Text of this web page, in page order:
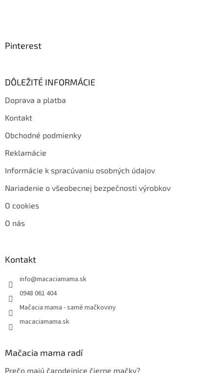
Pinterest
DÔLEŽITÉ INFORMÁCIE
Doprava a platba
Kontakt
Obchodné podmienky
Reklamácie
Informácie k spracúvaniu osobných údajov
Nariadenie o všeobecnej bezpečnosti výrobkov
O cookies
O nás
Kontakt
info@macaciamama.sk
0948 061 404
Mačacia mama - samé mačkoviny
macaciamama.sk
Mačacia mama radí
Prečo majú čarodejnice čierne mačky?